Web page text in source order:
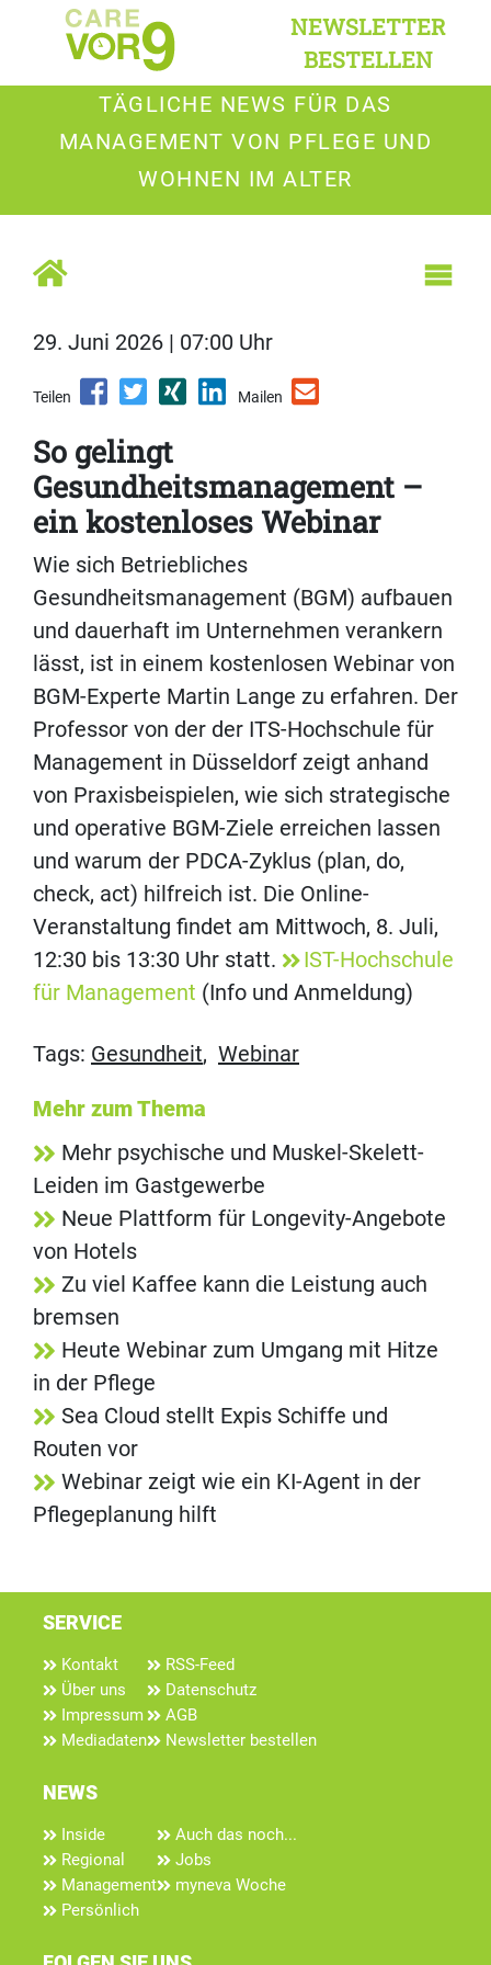
NEWSLETTER
BESTELLEN
TÄGLICHE NEWS FÜR DAS
MANAGEMENT VON PFLEGE UND
WOHNEN IM ALTER
29. Juni 2026 | 07:00 Uhr
Teilen Mailen
So gelingt
Gesundheitsmanagement –
ein kostenloses Webinar
Wie sich Betriebliches
Gesundheitsmanagement (BGM) aufbauen
und dauerhaft im Unternehmen verankern
lässt, ist in einem kostenlosen Webinar von
BGM-Experte Martin Lange zu erfahren. Der
Professor von der der ITS-Hochschule für
Management in Düsseldorf zeigt anhand
von Praxisbeispielen, wie sich strategische
und operative BGM-Ziele erreichen lassen
und warum der PDCA-Zyklus (plan, do,
check, act) hilfreich ist. Die Online-
Veranstaltung findet am Mittwoch, 8. Juli,
12:30 bis 13:30 Uhr statt.
IST-Hochschule
für Management (Info und Anmeldung)
Tags: Gesundheit, Webinar
Mehr zum Thema
Mehr psychische und Muskel-Skelett-
Leiden im Gastgewerbe
Neue Plattform für Longevity-Angebote
von Hotels
Zu viel Kaffee kann die Leistung auch
bremsen
Heute Webinar zum Umgang mit Hitze
in der Pflege
Sea Cloud stellt Expis Schiffe und
Routen vor
Webinar zeigt wie ein KI-Agent in der
Pflegeplanung hilft
SERVICE
Kontakt
Über uns
Impressum
Mediadaten
RSS-Feed
Datenschutz
AGB
Newsletter bestellen
NEWS
Inside
Regional
Management
Persönlich
Auch das noch...
Jobs
myneva Woche